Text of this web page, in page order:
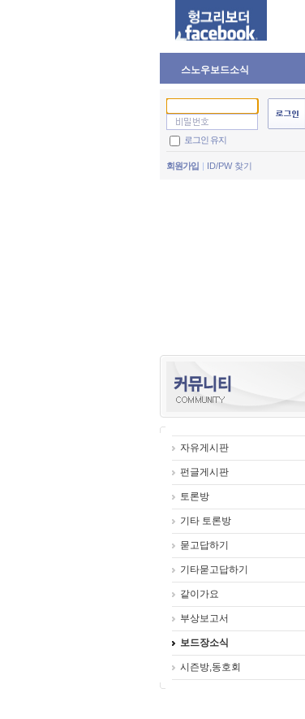
스노우보드소식
로그인 유지
회원가입 ID/PW 찾기
자유게시판
펀글게시판
토론방
기타 토론방
묻고답하기
기타묻고답하기
같이가요
부상보고서
보드장소식
시즌방,동호회